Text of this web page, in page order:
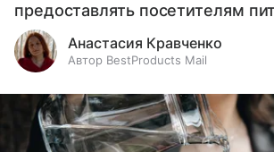
предоставлять посетителям
Анастасия Кравченко
Автор BestProducts Mail